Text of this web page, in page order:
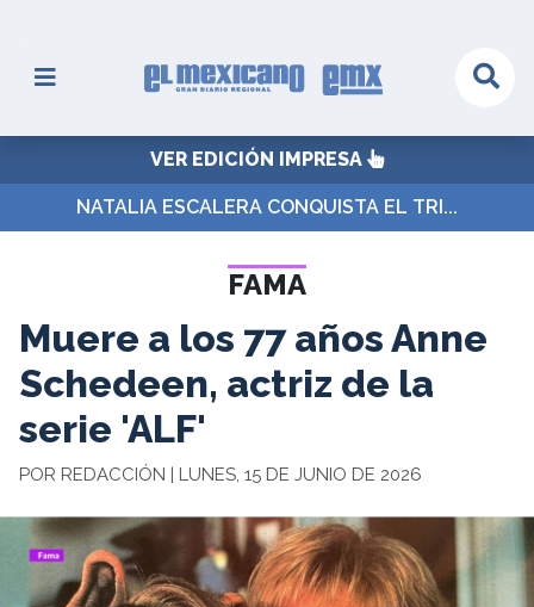
VER EDICIÓN IMPRESA
NATALIA ESCALERA CONQUISTA EL TRI...
FAMA
Muere a los 77 años Anne
Schedeen, actriz de la
serie 'ALF'
POR REDACCIÓN | LUNES, 15 DE JUNIO DE 2026